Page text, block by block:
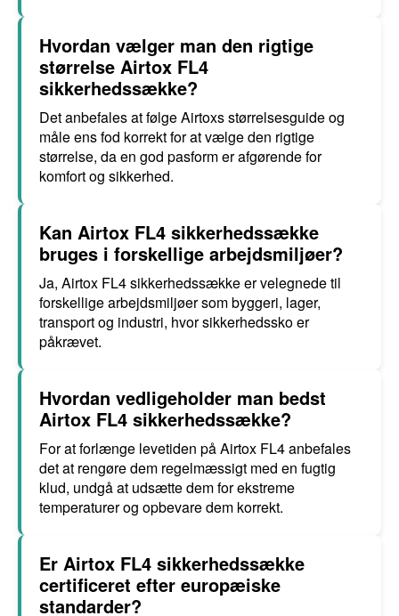
Hvordan vælger man den rigtige
størrelse Airtox FL4
sikkerhedssække?
Det anbefales at følge Airtoxs størrelsesguide og
måle ens fod korrekt for at vælge den rigtige
størrelse, da en god pasform er afgørende for
komfort og sikkerhed.
Kan Airtox FL4 sikkerhedssække
bruges i forskellige arbejdsmiljøer?
Ja, Airtox FL4 sikkerhedssække er velegnede til
forskellige arbejdsmiljøer som byggeri, lager,
transport og industri, hvor sikkerhedssko er
påkrævet.
Hvordan vedligeholder man bedst
Airtox FL4 sikkerhedssække?
For at forlænge levetiden på Airtox FL4 anbefales
det at rengøre dem regelmæssigt med en fugtig
klud, undgå at udsætte dem for ekstreme
temperaturer og opbevare dem korrekt.
Er Airtox FL4 sikkerhedssække
certificeret efter europæiske
standarder?